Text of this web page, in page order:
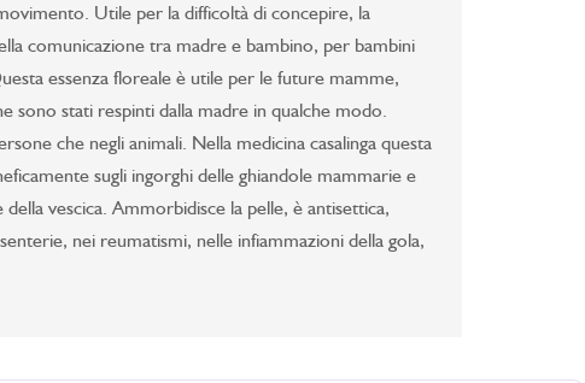
Utile per la difficoltà di concepire, la
comunicazione tra madre e bambino, per bambini
essenza floreale è utile per le future mamme,
sono stati respinti dalla madre in qualche modo.
che negli animali. Nella medicina casalinga questa
sugli ingorghi delle ghiandole mammarie e
vescica. Ammorbidisce la pelle, è antisettica,
nei reumatismi, nelle infiammazioni della gola,